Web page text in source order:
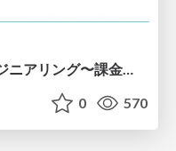
『コードを書く以外の』エンジニアリング〜課金基盤移行プロジェクト推進のためのTips4選
0 570